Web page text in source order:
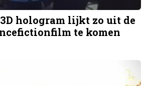
hologram lijkt zo uit de
te komen